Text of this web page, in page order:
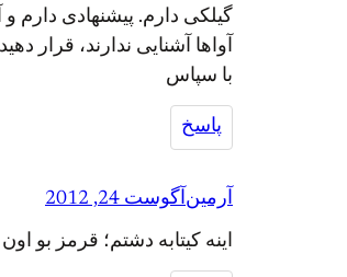
گیلکی دارم. پیشنهادی دارم
آواها آشنایی ندارند، قرار
با سپاس
پاسخ
آرمینآگوست 24, 2012
اینه کیتابه دشتم؛ قرمز